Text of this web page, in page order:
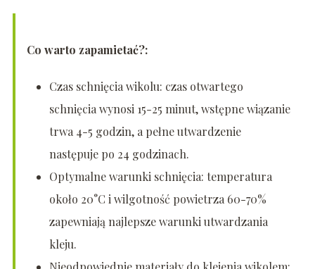
Co warto zapamietać?:
Czas schnięcia wikolu: czas otwartego
schnięcia wynosi 15-25 minut, wstępne wiązanie
trwa 4-5 godzin, a pełne utwardzenie
następuje po 24 godzinach.
Optymalne warunki schnięcia: temperatura
około 20°C i wilgotność powietrza 60-70%
zapewniają najlepsze warunki utwardzania
kleju.